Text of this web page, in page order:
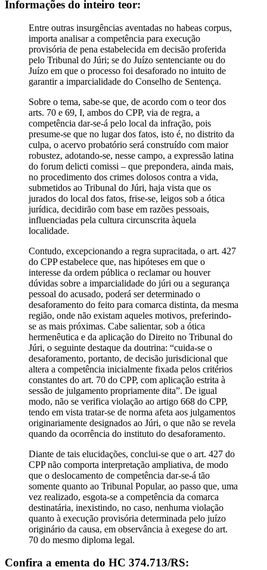
Informações do inteiro teor:
Entre outras insurgências aventadas no habeas corpus,
importa analisar a competência para execução
provisória de pena estabelecida em decisão proferida
pelo Tribunal do Júri; se do Juízo sentenciante ou do
Juízo em que o processo foi desaforado no intuito de
garantir a imparcialidade do Conselho de Sentença.
Sobre o tema, sabe-se que, de acordo com o teor dos
arts. 70 e 69, I, ambos do CPP, via de regra, a
competência dar-se-á pelo local da infração, pois
presume-se que no lugar dos fatos, isto é, no distrito da
culpa, o acervo probatório será construído com maior
robustez, adotando-se, nesse campo, a expressão latina
do forum delicti comissi – que prepondera, ainda mais,
no procedimento dos crimes dolosos contra a vida,
submetidos ao Tribunal do Júri, haja vista que os
jurados do local dos fatos, frise-se, leigos sob a ótica
jurídica, decidirão com base em razões pessoais,
influenciadas pela cultura circunscrita àquela
localidade.
Contudo, excepcionando a regra supracitada, o art. 427
do CPP estabelece que, nas hipóteses em que o
interesse da ordem pública o reclamar ou houver
dúvidas sobre a imparcialidade do júri ou a segurança
pessoal do acusado, poderá ser determinado o
desaforamento do feito para comarca distinta, da mesma
região, onde não existam aqueles motivos, preferindo-
se as mais próximas. Cabe salientar, sob a ótica
hermenêutica e da aplicação do Direito no Tribunal do
Júri, o seguinte destaque da doutrina: “cuida-se o
desaforamento, portanto, de decisão jurisdicional que
altera a competência inicialmente fixada pelos critérios
constantes do art. 70 do CPP, com aplicação estrita à
sessão de julgamento propriamente dita”. De igual
modo, não se verifica violação ao artigo 668 do CPP,
tendo em vista tratar-se de norma afeta aos julgamentos
originariamente designados ao Júri, o que não se revela
quando da ocorrência do instituto do desaforamento.
Diante de tais elucidações, conclui-se que o art. 427 do
CPP não comporta interpretação ampliativa, de modo
que o deslocamento de competência dar-se-á tão
somente quanto ao Tribunal Popular, ao passo que, uma
vez realizado, esgota-se a competência da comarca
destinatária, inexistindo, no caso, nenhuma violação
quanto à execução provisória determinada pelo juízo
originário da causa, em observância à exegese do art.
70 do mesmo diploma legal.
Confira a ementa do HC 374.713/RS: